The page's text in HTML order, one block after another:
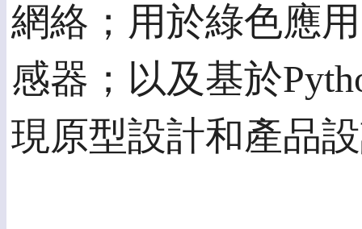
網絡；用於綠色應
感器；以及基於
現原型設計和產品